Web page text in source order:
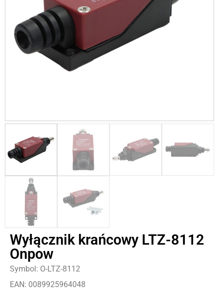
Wyłącznik krańcowy LTZ-8112
Onpow
Symbol: O-LTZ-8112
EAN: 0089925964048